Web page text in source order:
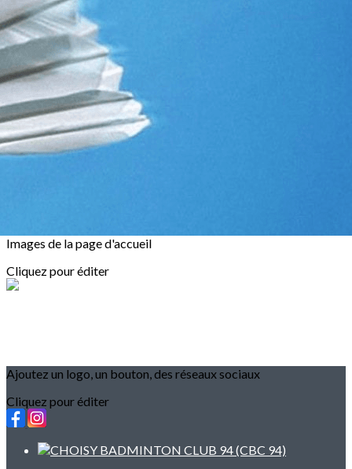
Exporter les lignes sélectionnées
Exporter toutes les colonnes
Exporter uniquement les colonnes affichées
Menu
<
>
Actualités
Bureau
Entraîneurs
Images de la page d'accueil
Cliquez pour éditer
Ajoutez un logo, un bouton, des réseaux sociaux
Cliquez pour éditer